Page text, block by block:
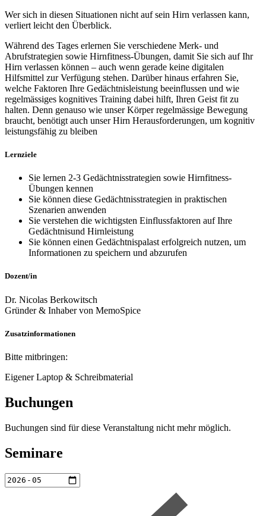
Wer sich in diesen Situationen nicht auf sein Hirn verlassen kann,
verliert leicht den Überblick.
Während des Tages erlernen Sie verschiedene Merk- und
Abrufstrategien sowie Hirnfitness-Übungen, damit Sie sich auf Ihr
Hirn verlassen können – auch wenn gerade keine digitalen
Hilfsmittel zur Verfügung stehen. Darüber hinaus erfahren Sie,
welche Faktoren Ihre Gedächtnisleistung beeinflussen und wie
regelmässiges kognitives Training dabei hilft, Ihren Geist fit zu
halten. Denn genauso wie unser Körper regelmässige Bewegung
braucht, benötigt auch unser Hirn Herausforderungen, um kognitiv
leistungsfähig zu bleiben
Lernziele
Sie lernen 2-3 Gedächtnisstrategien sowie Hirnfitness-
Übungen kennen
Sie können diese Gedächtnisstrategien in praktischen
Szenarien anwenden
Sie verstehen die wichtigsten Einflussfaktoren auf Ihre
Gedächtnisund Hirnleistung
Sie können einen Gedächtnispalast erfolgreich nutzen, um
Informationen zu speichern und abzurufen
Dozent/in
Dr. Nicolas Berkowitsch
Gründer & Inhaber von MemoSpice
Zusatzinformationen
Bitte mitbringen:
Eigener Laptop & Schreibmaterial
Buchungen
Buchungen sind für diese Veranstaltung nicht mehr möglich.
Seminare